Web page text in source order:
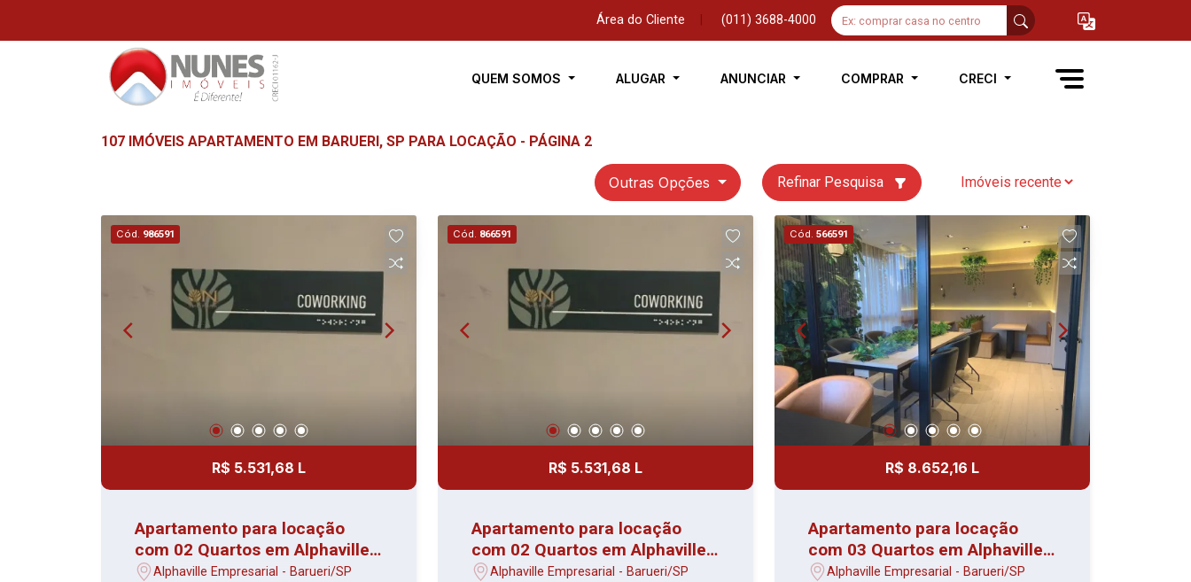
Área do Cliente (011) 3688-4000
QUEM SOMOS ALUGAR ANUNCIAR COMPRAR CRECI
107 IMÓVEIS APARTAMENTO EM BARUERI, SP PARA LOCAÇÃO - PÁGINA 2
Outras Opções Refinar Pesquisa
Cód. 986591
R$ 5.531,68 L
Apartamento para locação
com 02 Quartos em Alphaville -
1° Locação
Alphaville Empresarial - Barueri/SP
Cód. 866591
R$ 5.531,68 L
Apartamento para locação
com 02 Quartos em Alphaville -
1° Locação
Alphaville Empresarial - Barueri/SP
Cód. 566591
R$ 8.652,16 L
Apartamento para locação
com 03 Quartos em Alphaville -
1° Locação
Alphaville Empresarial - Barueri/SP